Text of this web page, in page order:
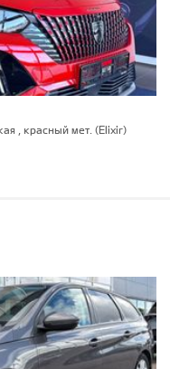
, красный мет. (Elixir)